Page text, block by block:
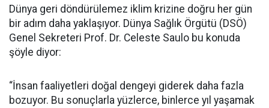
Dünya geri döndürülemez iklim krizine doğru her gün
bir adım daha yaklaşıyor. Dünya Sağlık Örgütü (DSÖ)
Genel Sekreteri Prof. Dr. Celeste Saulo bu konuda
şöyle diyor:
“İnsan faaliyetleri doğal dengeyi giderek daha fazla
bozuyor. Bu sonuçlarla yüzlerce, binlerce yıl yaşamak